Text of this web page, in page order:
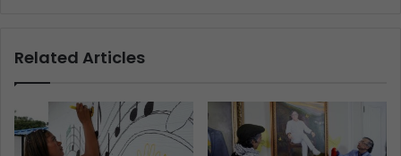
Related Articles